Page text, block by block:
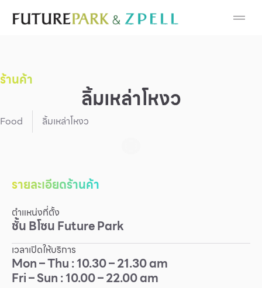
Cosmetic
Fashion
Food
Gold & Jewelry
IT
Mobile
Other
ร้านค้า
ลิ้มเหล่าโหงว
Food ลิ้มเหล่าโหงว
รายละเอียดร้านค้า
ตำแหน่งที่ตั้ง
ชั้นBโซนFuture Park
เวลาเปิดให้บริการ
Mon – Thu : 10.30 – 21.30 am
Fri – Sun : 10.00 – 22.00 am